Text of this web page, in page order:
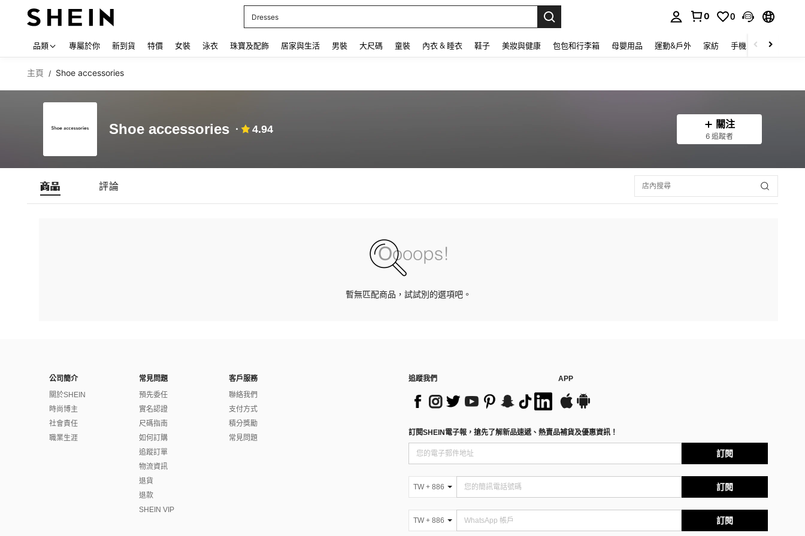
Dresses
0 0
品類 專屬於你 新到貨 特價 女裝 泳衣 珠寶及配飾 居家與生活 男裝 大尺碼 童裝 內衣 & 睡衣 鞋子 美妝與健康 包包和行李箱 母嬰用品 運動&戶外 家紡 手機 & 手機配件
主頁 / Shoe accessories
Shoe accessories 4.94 關注
6 追蹤者
商品 評論
暫無匹配商品，試試別的選項吧。
公司簡介
關於SHEIN
時尚博主
社會責任
職業生涯
常見問題
預先委任
實名認證
尺碼指南
如何訂購
追蹤訂單
物流資訊
退貨
退款
SHEIN VIP
客戶服務
聯絡我們
支付方式
積分獎勵
常見問題
追蹤我們 APP
訂閱SHEIN電子報，搶先了解新品速遞、熱賣品補貨及優惠資訊！
訂閱
TW + 886 訂閱
TW + 886 訂閱